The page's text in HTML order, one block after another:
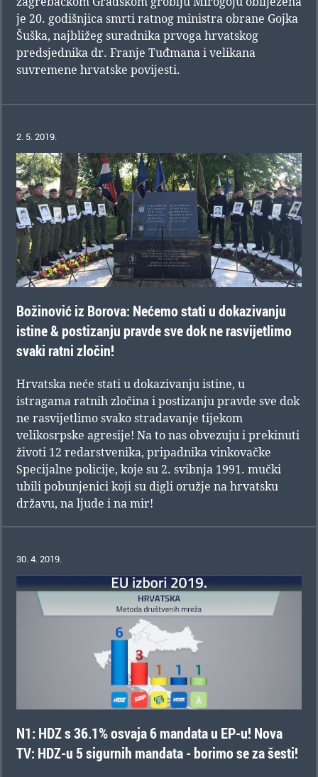
je 20. godišnjica smrti ratnog ministra obrane Gojka
Šuška, najbližeg suradnika prvoga hrvatskog
predsjednika dr. Franje Tuđmana i velikana
suvremene hrvatske povijesti.
2. 5. 2019.
Božinović iz Borova: Nećemo stati u dokazivanju
istine & postizanju pravde sve dok ne rasvijetlimo
svaki ratni zločin!
Hrvatska neće stati u dokazivanju istine, u
istragama ratnih zločina i postizanju pravde sve dok
ne rasvijetlimo svako stradavanje tijekom
velikosrpske agresije! Na to nas obvezuju i prekinuti
životi 12 redarstvenika, pripadnika vinkovačke
Specijalne policije, koje su 2. svibnja 1991. mučki
ubili pobunjenici koji su digli oružje na hrvatsku
državu, na ljude i na mir!
30. 4. 2019.
N1: HDZ s 36.1% osvaja 6 mandata u EP-u! Nova
TV: HDZ-u 5 sigurnih mandata - borimo se za šesti!